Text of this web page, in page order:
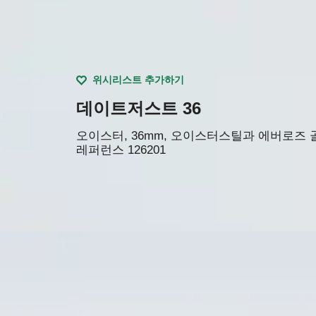
위시리스트 추가하기
데이트저스트 36
오이스터, 36mm, 오이스터스틸과 에버로즈
레퍼런스 126201